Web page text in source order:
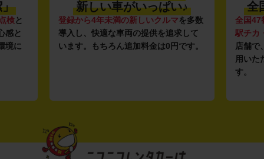
」
検と
感と
境に
新しい車がいっぱい♪
登録から4年未満の新しいクルマを多数
導入し、快適な車両の提供を追求して
います。もちろん追加料金は0円です。
全
全国47
駅チカ
店舗で
用いた
す。